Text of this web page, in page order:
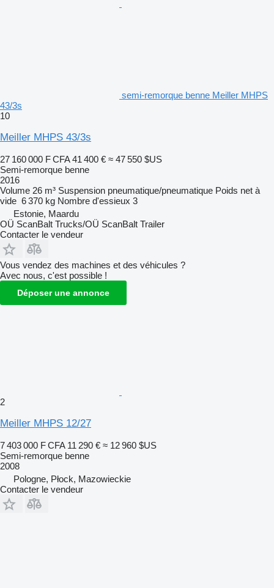
semi-remorque benne Meiller MHPS
43/3s
10
Meiller MHPS 43/3s
27 160 000 F CFA 41 400 € ≈ 47 550 $US
Semi-remorque benne
2016
Volume 26 m³ Suspension pneumatique/pneumatique Poids net à
vide 6 370 kg Nombre d'essieux 3
Estonie, Maardu
OÜ ScanBalt Trucks/OÜ ScanBalt Trailer
Contacter le vendeur
Vous vendez des machines et des véhicules ?
Avec nous, c'est possible !
Déposer une annonce
2
Meiller MHPS 12/27
7 403 000 F CFA 11 290 € ≈ 12 960 $US
Semi-remorque benne
2008
Pologne, Płock, Mazowieckie
Contacter le vendeur